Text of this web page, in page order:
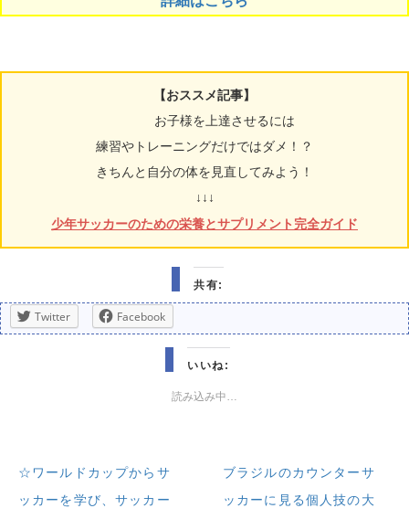
【おススメ記事】
お子様を上達させるには
練習やトレーニングだけではダメ！？
きちんと自分の体を見直してみよう！
↓↓↓
少年サッカーのための栄養とサプリメント完全ガイド
共有:
Twitter Facebook
いいね:
読み込み中…
☆ワールドカップからサ
ッカーを学び、サッカー
ブラジルのカウンターサ
ッカーに見る個人技の大